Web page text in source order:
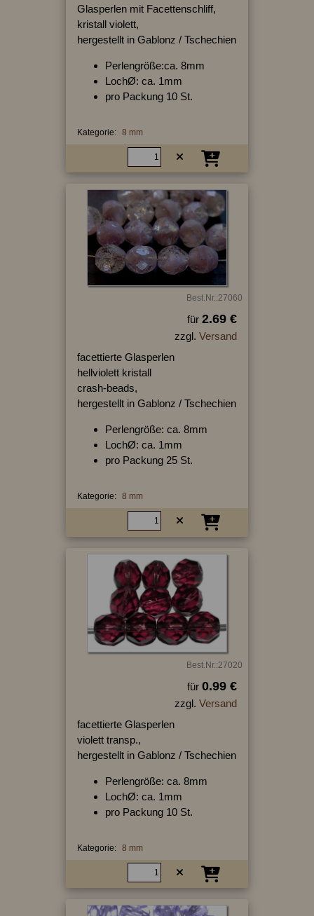
Glasperlen mit Facettenschliff,
kristall violett,
hergestellt in Gablonz / Tschechien
Perlengröße:ca. 8mm
LochØ: ca. 1mm
pro Packung 10 St.
Kategorie: 8 mm
Best.Nr.:27060
für 2.69 €
zzgl. Versand
facettierte Glasperlen
hellviolett kristall
crash-beads,
hergestellt in Gablonz / Tschechien
Perlengröße: ca. 8mm
LochØ: ca. 1mm
pro Packung 25 St.
Kategorie: 8 mm
Best.Nr.:27020
für 0.99 €
zzgl. Versand
facettierte Glasperlen
violett transp.,
hergestellt in Gablonz / Tschechien
Perlengröße: ca. 8mm
LochØ: ca. 1mm
pro Packung 10 St.
Kategorie: 8 mm